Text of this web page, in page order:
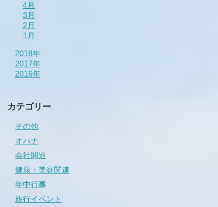
4月
3月
2月
1月
2018年
2017年
2016年
カテゴリー
その他
オハナ
会社関連
健康・美容関連
年中行事
旅行イベント